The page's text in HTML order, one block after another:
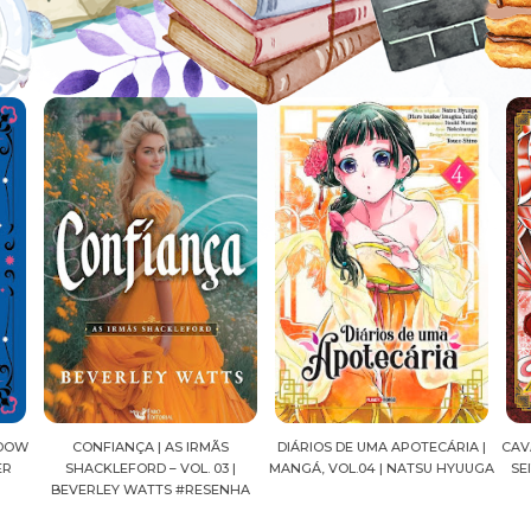
|
DIÁRIOS DE UMA APOTECÁRIA |
MANGÁ, VOL.04 | NATSU HYUUGA
CAVALEIROS DO ZODÍACO: SAINT
SEIYA FINAL EDITION | VOL. 05 |